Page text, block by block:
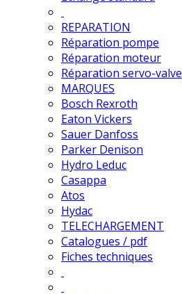
REPARATION
Réparation pompe
Réparation moteur
Réparation servo-valve
MARQUES
Bosch Rexroth
Eaton Vickers
Sauer Danfoss
Parker Denison
Hydro Leduc
Casappa
Atos
Hydac
TELECHARGEMENT
Catalogues / pdf
Fiches techniques